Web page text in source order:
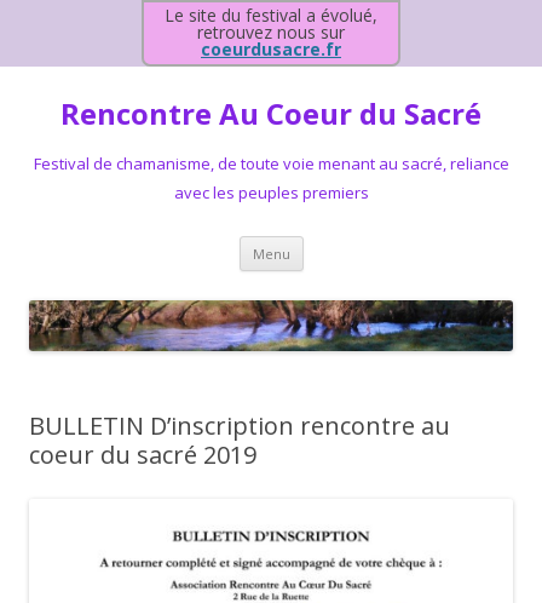
Le site du festival a évolué,
retrouvez nous sur
coeurdusacre.fr
Rencontre Au Coeur du Sacré
Festival de chamanisme, de toute voie menant au sacré, reliance
avec les peuples premiers
Menu Aller au contenu principal
BULLETIN D’inscription rencontre au
coeur du sacré 2019